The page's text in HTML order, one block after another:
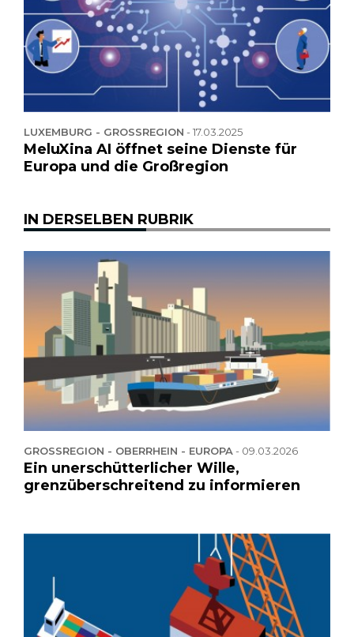
LUXEMBURG - GROSSREGION -17.03.2025
MeluXina AI öffnet seine Dienste für
Europa und die Großregion
IN DERSELBEN RUBRIK
GROSSREGION - OBERRHEIN - EUROPA - 09.03.2026
Ein unerschütterlicher Wille,
grenzüberschreitend zu informieren